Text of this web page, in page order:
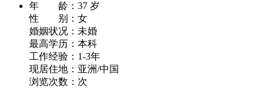
年 龄： 37 岁
性 别： 女
婚姻状况： 未婚
最高学历： 本科
工作经验： 1-3年
现居住地： 亚洲/中国
浏览次数： 次